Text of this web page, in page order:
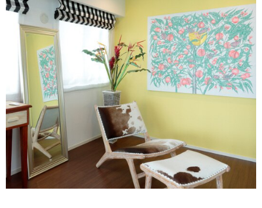
照明 ペット用品
内装用建材 パネル・壁材
ロートアイアン 天然石・石材
メンテナンス・ 施工材 新商品
福岡 ショールーム
ショールー
ム
横浜スマート
ショールー
ム
ウェルビーみのおHDC
BOX
修理お問い合わせ クレーム公開
説明書・図面検索 水まわり3年保証
お役立ち情報 住まいのスタイリング
アイデア
ミラタップチャンネル
オンライン相談
自分らしい家づくり
SUVACO
最高のリノベ会社がみつ
かるリノベりす